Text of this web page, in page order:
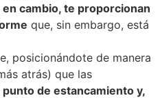
en cambio, te proporcionan
que, sin embargo, está
posicionándote de manera
atrás) que las
de estancamiento y,